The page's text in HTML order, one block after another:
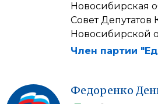
Новосибирская
Совет Депутатов
Новосибирской
Член партии
Федоренко